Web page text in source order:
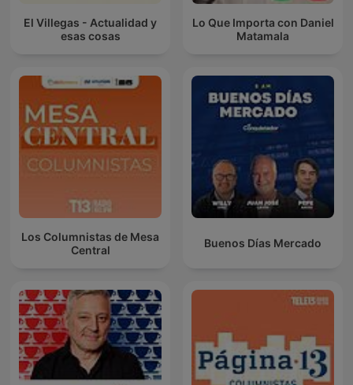
El Villegas - Actualidad y
esas cosas
Lo Que Importa con Daniel
Matamala
Los Columnistas de Mesa
Central
Buenos Días Mercado